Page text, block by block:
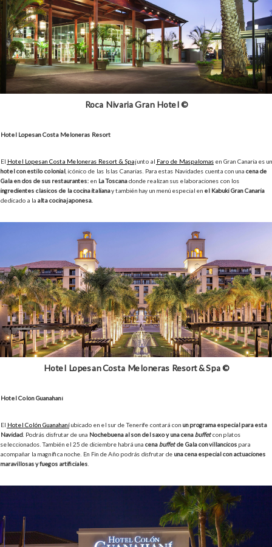
Roca Nivaria Gran Hotel ©
Hotel Lopesan Costa Meloneras Resort
El Hotel Lopesan Costa Meloneras Resort & Spajunto al Faro de Maspalomas en Gran Canaria es un
hotel con estilo colonial, icónico de las Islas Canarias. Para estas Navidades cuenta con una cena de
Gala en dos de sus restaurantes: en La Toscanadonde realizan sus elaboraciones con los
ingredientes clásicos de la cocina italianay también hay un menú especial en el Kabuki Gran Canaria
dedicado a la alta cocina japonesa.
Hotel Lopesan Costa Meloneras Resort & Spa ©
Hotel Colón Guanahaní
El Hotel Colón Guanahaníubicado en el sur de Tenerife contará con un programa especial para esta
Navidad. Podrás disfrutar de una Nochebuena al son del saxo y una cenabuffetcon platos
seleccionados. También el 25 de diciembre habrá una cenabuffetde Gala con villancicos para
acompañar la magnífica noche. En Fin de Año podrás disfrutar de una cena especial con actuaciones
maravillosas y fuegos artificiales